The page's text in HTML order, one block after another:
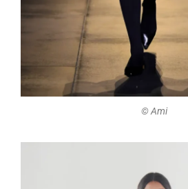
©️ Ami